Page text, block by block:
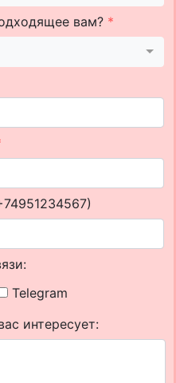
вам? *
Telegram
интересует: